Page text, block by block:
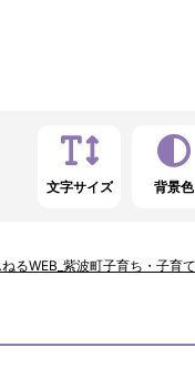
文字サイズ 背景色
るWEB_紫波町子育ち・子育